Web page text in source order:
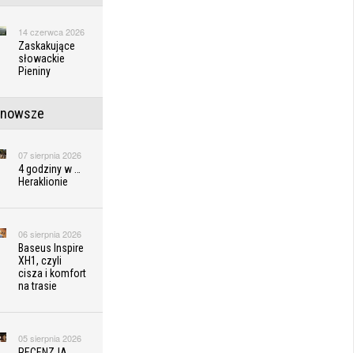
14 czerwca 2026
Zaskakujące
słowackie
Pieniny
07 sierpnia 2026
4 godziny w …
Heraklionie
06 sierpnia 2026
Baseus Inspire
XH1, czyli
cisza i komfort
na trasie
05 sierpnia 2026